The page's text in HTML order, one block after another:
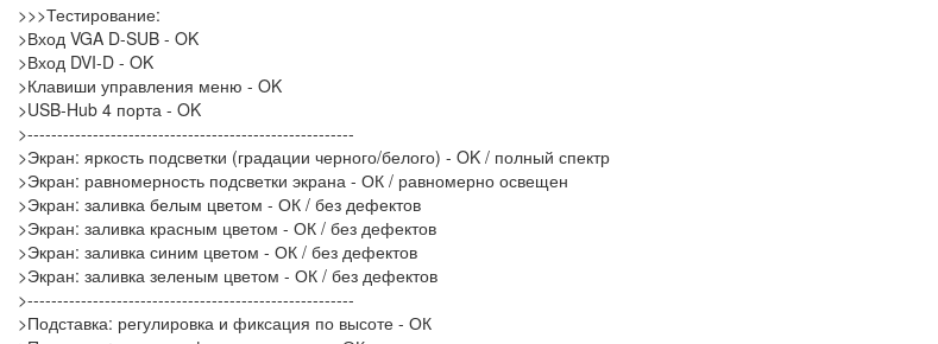
>>>Тестирование:
>Вход VGA D-SUB - OK
>Вход DVI-D - OK
>Клавиши управления меню - OK
>USB-Hub 4 порта - OK
>-------------------------------------------------------
>Экран: яркость подсветки (градации черного/белого) - OK / полный спектр
>Экран: равномерность подсветки экрана - ОК / равномерно освещен
>Экран: заливка белым цветом - ОК / без дефектов
>Экран: заливка красным цветом - ОК / без дефектов
>Экран: заливка синим цветом - ОК / без дефектов
>Экран: заливка зеленым цветом - ОК / без дефектов
>-------------------------------------------------------
>Подставка: регулировка и фиксация по высоте - ОК